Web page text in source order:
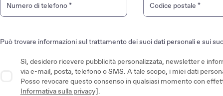
Numero di telefono* Codice postale *
Può trovare informazioni sul trattamento dei suoi dati personali e sui
Sì, desidero ricevere pubblicità personalizzata, newsletter e
via e-mail, posta, telefono o SMS. A tale scopo, i miei dati
Posso revocare questo consenso in qualsiasi momento con
Informativa sulla privacy]